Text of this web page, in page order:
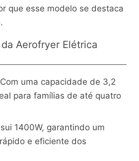
que esse modelo se destaca
Aerofryer Elétrica
Com uma capacidade de 3,2
para famílias de até quatro
1400W, garantindo um
e eficiente dos